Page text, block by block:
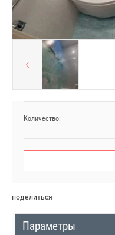
Количество:
поделиться
Параметры